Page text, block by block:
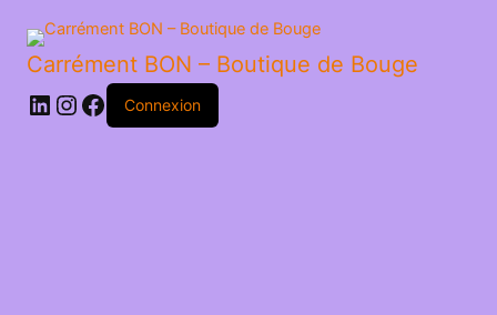
Carrément BON – Boutique de Bouge
LinkedIn
Instagram
Facebook
Connexion